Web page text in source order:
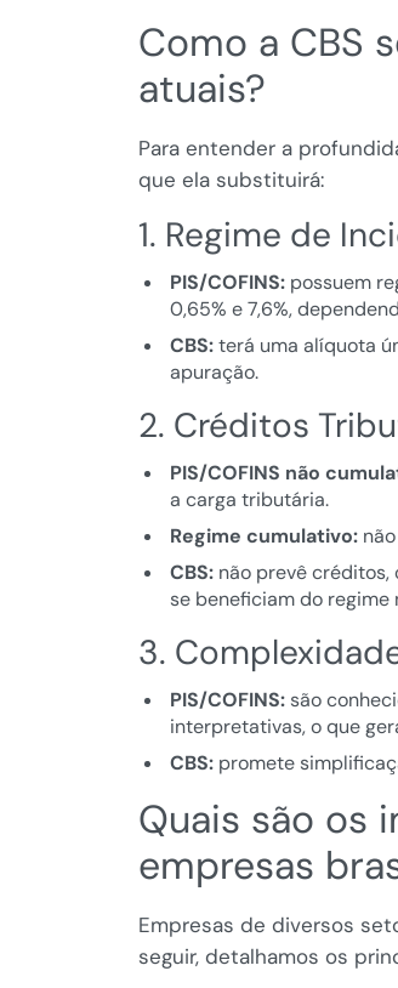
Como a CBS
atuais?
Para entender a
que ela substituirá:
1. Regime de
PIS/COFINS:possuem
0,65% e 7,6%,
CBS:terá uma alíquota
apuração.
2. Créditos
PIS/COFINS não
a carga tributária.
Regime cumulativo:não
CBS:não prevê créditos,
se beneficiam do regime
3.
PIS/COFINS:são
interpretativas, o que
CBS:promete
Quais são os
empresas
Empresas de diversos
seguir, detalhamos os